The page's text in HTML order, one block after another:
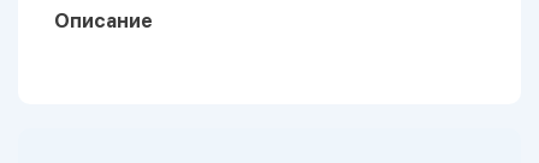
Описание